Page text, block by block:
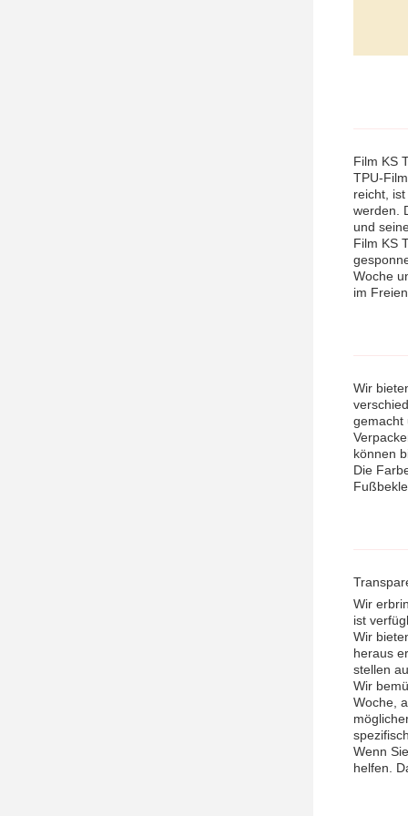
Film KS
TPU-
reicht,
werden.
und
Film KS
Woche
im Freien.
Wir
gemacht
können
Die
Wir
ist
Wir
heraus
stellen
Wir
Woche,
Wenn
helfen.